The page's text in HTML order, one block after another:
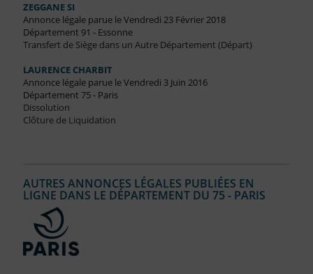
ZEGGANE SI
Annonce légale parue le Vendredi 23 Février 2018
Département 91 - Essonne
Transfert de Siège dans un Autre Département (Départ)
LAURENCE CHARBIT
Annonce légale parue le Vendredi 3 Juin 2016
Département 75 - Paris
Dissolution
Clôture de Liquidation
AUTRES ANNONCES LÉGALES PUBLIÉES EN
LIGNE DANS LE DÉPARTEMENT DU 75 - PARIS